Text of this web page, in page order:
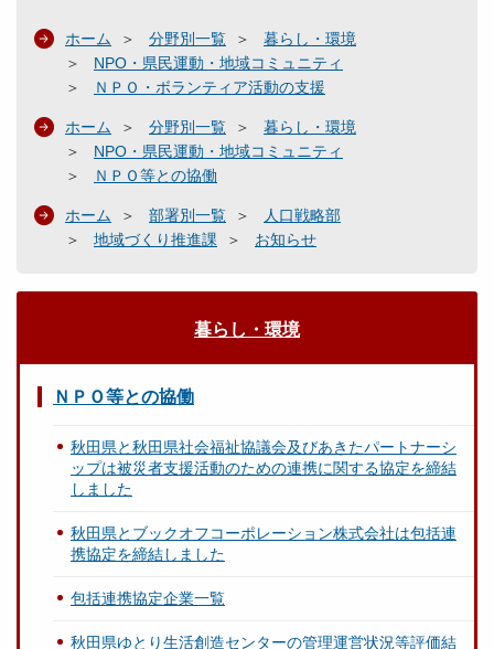
ホーム 分野別一覧
暮らし・環境
NPO・県民運動・地域コミュニティ
ＮＰＯ・ボランティア活動の支援
ホーム 分野別一覧
暮らし・環境
NPO・県民運動・地域コミュニティ
ＮＰＯ等との協働
ホーム 部署別一覧
人口戦略部
地域づくり推進課
お知らせ
暮らし・環境
ＮＰＯ等との協働
秋田県と秋田県社会福祉協議会及びあきたパートナーシ
ップは被災者支援活動のための連携に関する協定を締結
しました
秋田県とブックオフコーポレーション株式会社は包括連
携協定を締結しました
包括連携協定企業一覧
秋田県ゆとり生活創造センターの管理運営状況等評価結